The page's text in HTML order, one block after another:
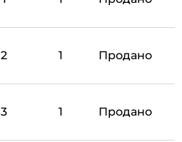
2 1 Продано
3 1 Продано